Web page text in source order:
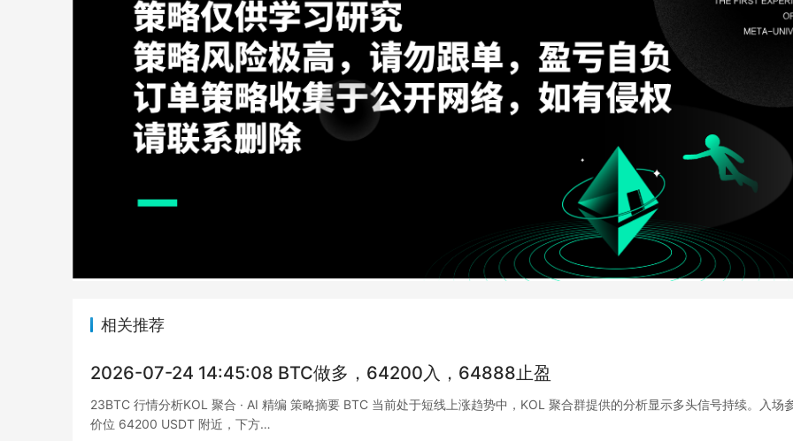
相关推荐
2026-07-24 14:45:08 BTC做多，64200入，64888止盈
23BTC 行情分析KOL 聚合 · AI 精编 策略摘要 BTC 当前处于短线上涨趋势中，KOL 聚合群提供的分析显示多头信号持续。入场
价位 64200 USDT 附近，下方…